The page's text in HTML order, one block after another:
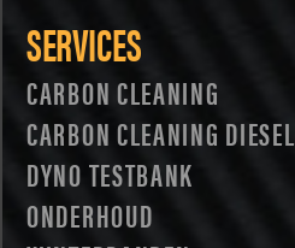
SERVICES
CARBON CLEANING
CARBON CLEANING DIESEL
DYNO TESTBANK
ONDERHOUD